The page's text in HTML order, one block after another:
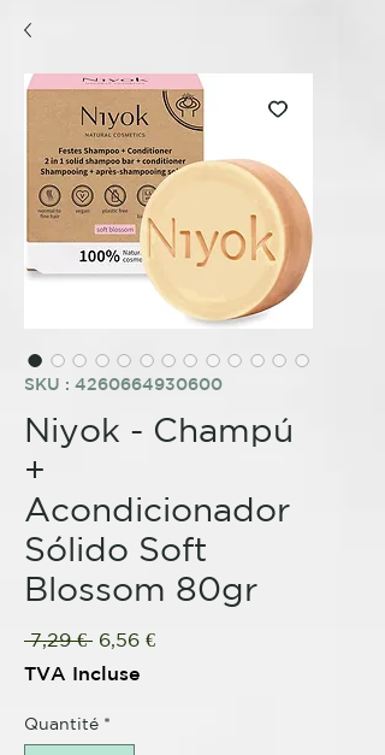
SKU : 4260664930600
Niyok - Champú
+
Acondicionador
Sólido Soft
Blossom 80gr
7,29 € Prix
original
6,56 €Prix
TVA Incluse
Quantité *